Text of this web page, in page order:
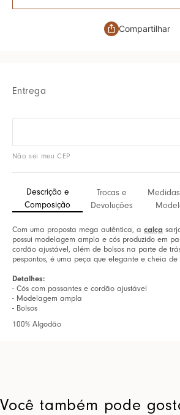
Compartilhar
Entrega
Não sei meu CEP
Descrição e
Composição
Trocas e
Devoluções
Com uma proposta mega autêntica, a calça
possui modelagem ampla e cós produzido em
cordão ajustável, além de bolsos na parte de
pespontos, é uma peça que elegante e cheia
Detalhes:
- Cós com passantes e cordão ajustável
- Modelagem ampla
- Bolsos
100% Algodão
Você também pode